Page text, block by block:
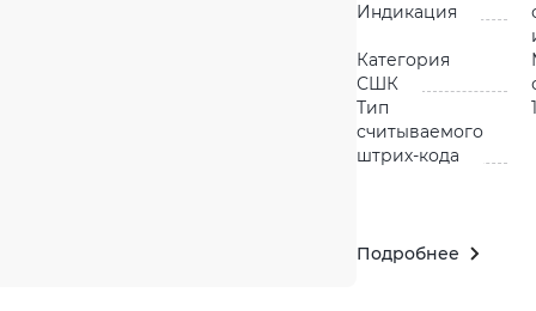
Индикация
Категория
СШК
Тип
считываемого
штрих-кода
Подробнее